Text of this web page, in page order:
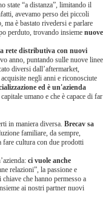
state “a distanza”, limitando il
avevamo perso dei piccoli
ma è bastato rivedersi e parlare
perduto, trovando insieme nuove
rete distributiva con nuovi
anno, puntando sulle nuove linee
diversi dall’aftermarket,
negli anni e riconosciute
ed è un'azienda
umano e che è capace di far
in maniera diversa. Brecav sa
familiare, da sempre,
fare cultura con due prodotti
ci vuole anche
relazioni”, la passione e
che hanno permesso a
ai nostri partner nuovi